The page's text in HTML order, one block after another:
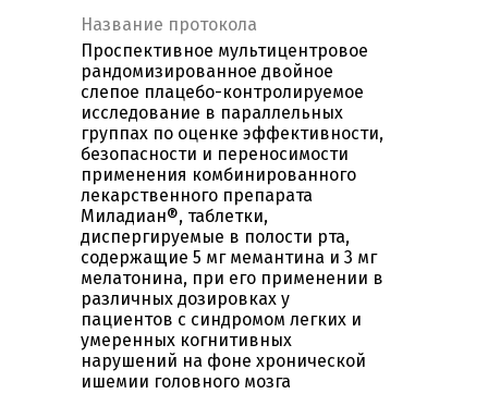
Название протокола
Проспективное мультицентровое
рандомизированное двойное
слепое плацебо-контролируемое
исследование в параллельных
группах по оценке эффективности,
безопасности и переносимости
применения комбинированного
лекарственного препарата
Миладиан®, таблетки,
диспергируемые в полости рта,
содержащие 5 мг мемантина и 3 мг
мелатонина, при его применении в
различных дозировках у
пациентов с синдромом легких и
умеренных когнитивных
нарушений на фоне хронической
ишемии головного мозга